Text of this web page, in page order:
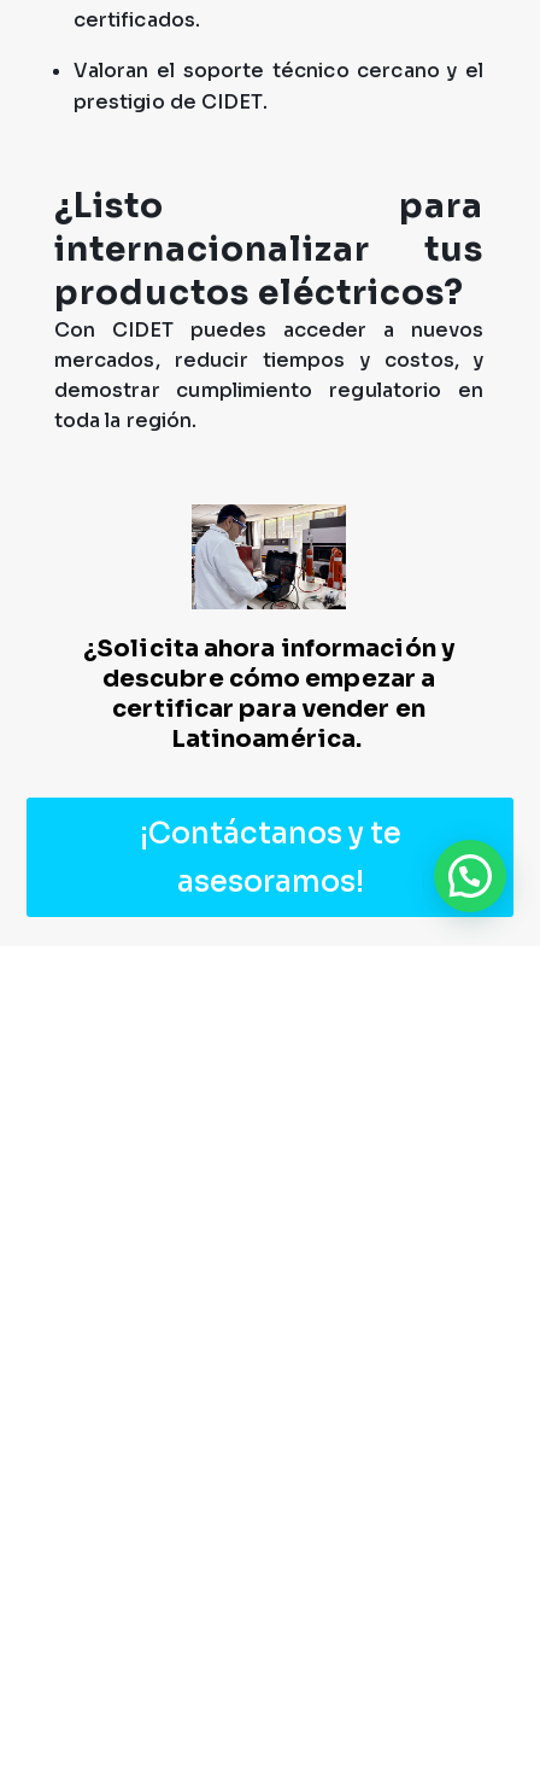
certificados.
Valoran el soporte técnico cercano y el
prestigio de CIDET.
¿Listo para
internacionalizar tus
productos eléctricos?
Con CIDET puedes acceder a nuevos
mercados, reducir tiempos y costos, y
demostrar cumplimiento regulatorio en
toda la región.
¿Solicita ahora información y
descubre cómo empezar a
certificar para vender en
Latinoamérica.
¡Contáctanos y te
asesoramos!